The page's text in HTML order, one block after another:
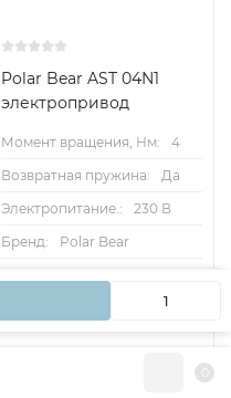
Polar Bear AST 04N1
электропривод
Момент вращения, Нм:
4
Возвратная пружина:
Да
Электропитание.:
230 В
Бренд:
Polar Bear